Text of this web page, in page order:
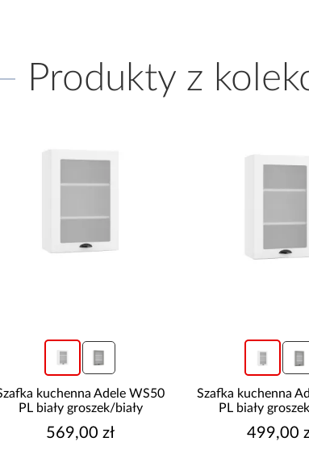
Produkty z
kuchenna Adele WS50
PL biały groszek/biały
569,00 zł
Szafka kuchenna
PL biały
499,00